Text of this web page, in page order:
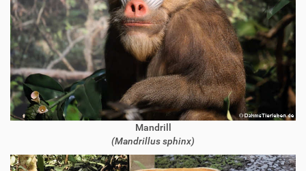
Mandrill
(Mandrillus sphinx)